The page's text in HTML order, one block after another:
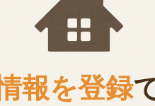
報を登録